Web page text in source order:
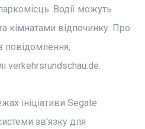
Водії можуть
кімнатами відпочинку. Про
повідомлення,
verkehrsrundschau.de.
ініціативи Segate
зв'язку для